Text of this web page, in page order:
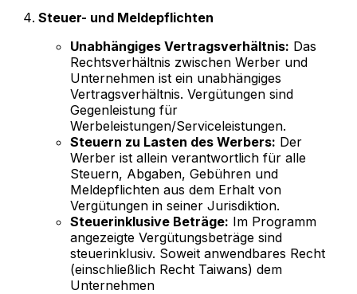
Steuer- und Meldepflichten
Unabhängiges Vertragsverhältnis: Das
Rechtsverhältnis zwischen Werber und
Unternehmen ist ein unabhängiges
Vertragsverhältnis. Vergütungen sind
Gegenleistung für
Werbeleistungen/Serviceleistungen.
Steuern zu Lasten des Werbers: Der
Werber ist allein verantwortlich für alle
Steuern, Abgaben, Gebühren und
Meldepflichten aus dem Erhalt von
Vergütungen in seiner Jurisdiktion.
Steuerinklusive Beträge: Im Programm
angezeigte Vergütungsbeträge sind
steuerinklusiv. Soweit anwendbares Recht
(einschließlich Recht Taiwans) dem
Unternehmen